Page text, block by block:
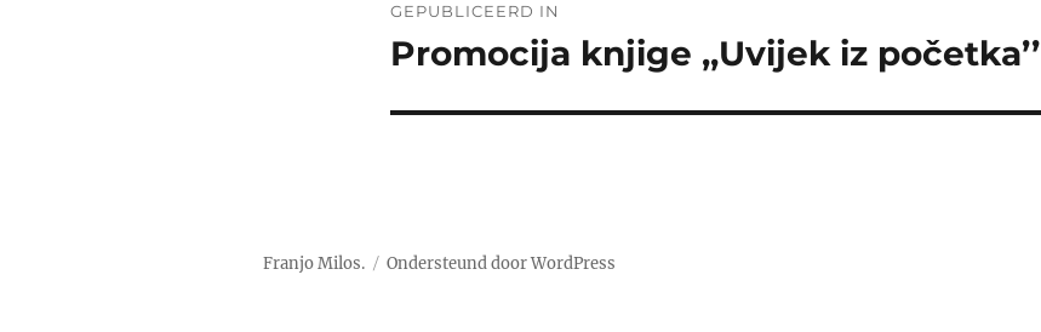
navigatie
GEPUBLICEERD IN
Promocija knjige ,,Uvijek iz početka’’
Franjo Milos. Ondersteund door WordPress